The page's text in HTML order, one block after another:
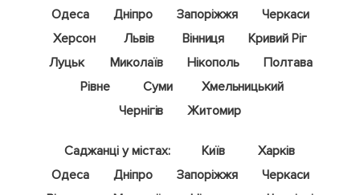
Одеса
Дніпро Запоріжжя
Черкаси
Херсон
Львів Вінниця
Кривий Ріг
Луцьк
Миколаїв Нікополь
Полтава
Рівне
Суми
Хмельницький
Чернігів
Житомир
Саджанці у містах: Київ
Харків
Одеса
Дніпро Запоріжжя
Черкаси